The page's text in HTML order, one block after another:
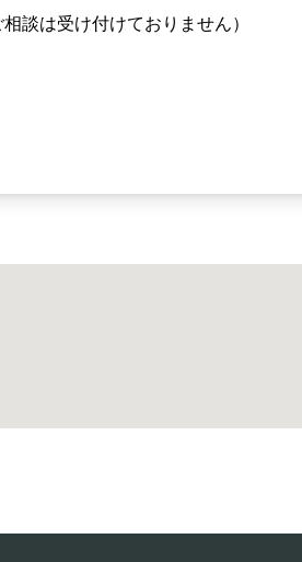
談は受け付けておりません）